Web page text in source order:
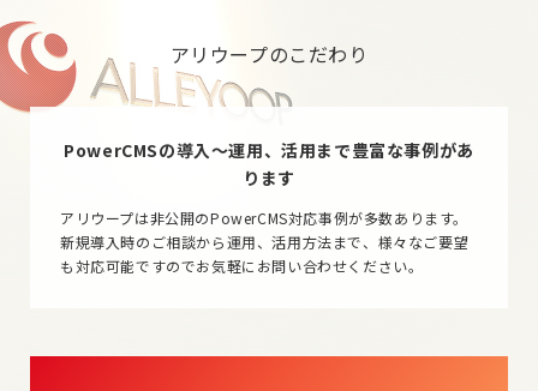
アリウープのこだわり
PowerCMSの導入～運用、活用まで豊富な事例があ
ります
アリウープは非公開のPowerCMS対応事例が多数あります。
新規導入時のご相談から運用、活用方法まで、様々なご要望
も対応可能ですのでお気軽にお問い合わせください。